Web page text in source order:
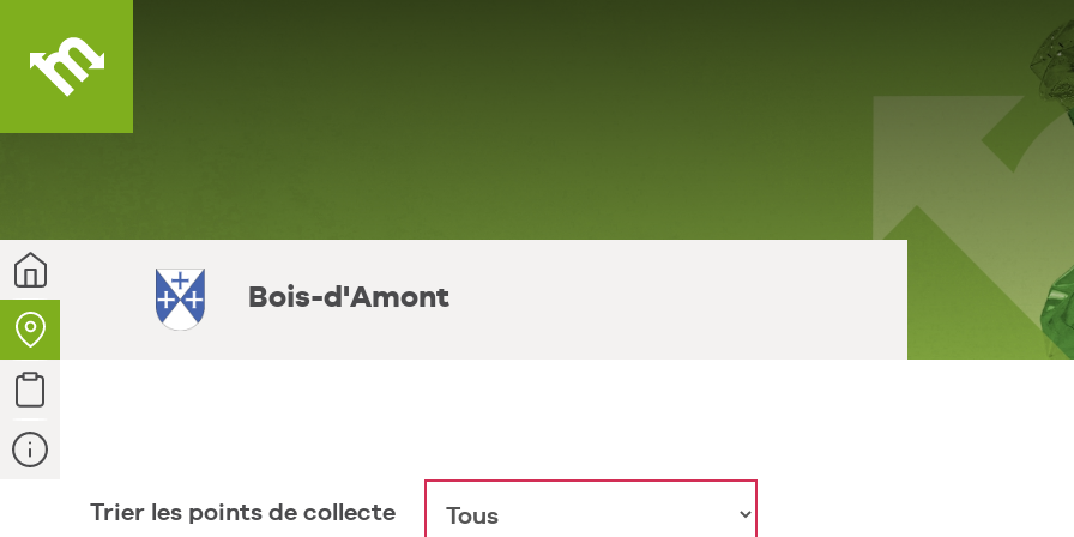
Votre
commune
Type de
déchets
Contact
et infos
Bois-d'Amont
Trier les points de collecte